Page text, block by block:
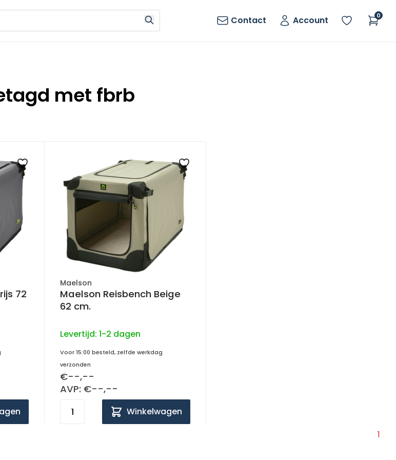
Contact Account 0
met fbrb
72
Maelson
Maelson Reisbench Beige
62 cm.
Levertijd: 1-2 dagen
Voor 15:00 besteld, zelfde werkdag
verzonden
€--,--
AVP: €--,--
Winkelwagen
1